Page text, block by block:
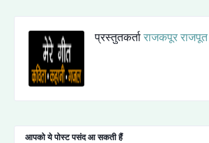
प्रस्तुतकर्ता राजकपूर राजपूत
आपको ये पोस्ट पसंद आ सकती हैं